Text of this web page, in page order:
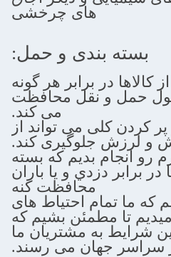
های چرخشی
بندی و حمل:
برابر هر گونه
نقل محافظت
می کند.
می تواند از
جلوگیری کند.
بديم که بسته
دزدي و يا باران
محافظت کنه
احتیاط های
بشیم که
مشتریان ما
می رسند.